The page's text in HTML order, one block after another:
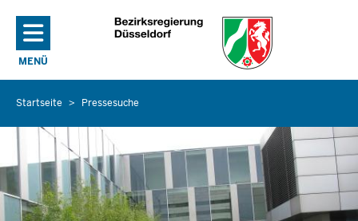
Direkt zum Inhalt
MENÜ
NAVIGATION AKTIVIEREN/DEAKTIVIEREN: HAUPTMENÜ
Sie
befinden
hier
Startseite Pressesuche